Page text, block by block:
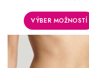
VÝBER MOŽNOSTÍ